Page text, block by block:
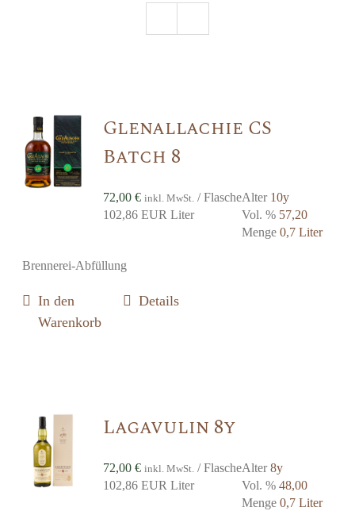
Glenallachie CS
Batch 8
72,00€ inkl. MwSt. / Flasche
102,86 EUR Liter
Alter 10y
Vol. % 57,20
Menge0,7 Liter
Brennerei-Abfüllung
In den
Warenkorb
Details
Lagavulin 8y
72,00€ inkl. MwSt. / Flasche
102,86 EUR Liter
Alter8y
Vol. %48,00
Menge0,7 Liter